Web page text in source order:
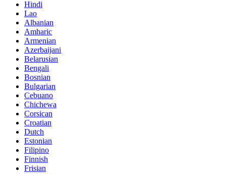
Hindi
Lao
Albanian
Amharic
Armenian
Azerbaijani
Belarusian
Bengali
Bosnian
Bulgarian
Cebuano
Chichewa
Corsican
Croatian
Dutch
Estonian
Filipino
Finnish
Frisian